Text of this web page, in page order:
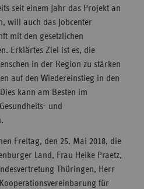
seit einem Jahr das Projekt an
will auch das Jobcenter
mit den gesetzlichen
Erklärtes Ziel ist es, die
in der Region zu stärken
auf den Wiedereinstieg in den
kann am Besten im
und
Freitag, den 25. Mai 2018, die
Land, Frau Heike Praetz,
Thüringen, Herr
für